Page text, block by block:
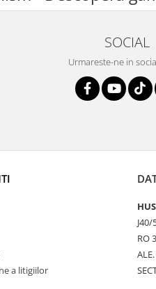
SOCIAL
Urmareste-ne in
a litigiilor
RO